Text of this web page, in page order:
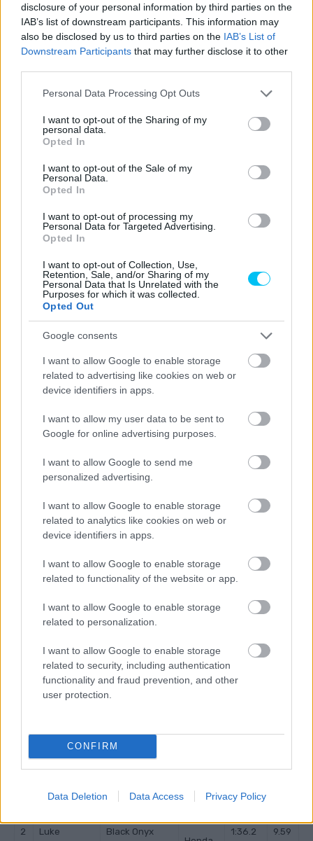
disclosure of your personal information by third parties on the
IAB’s list of downstream participants. This information may
also be disclosed by us to third parties on the IAB’s List of
Downstream Participants that may further disclose it to other
Please note that this website/app uses one or more Google
not limited to your visit or usage behaviour. You may click to
grant or deny consent to Google and its third-party tags to
use your data for below specified purposes in below Google
consent section.
Personal Data Processing Opt Outs
I want to opt-out of the Sharing of my
personal data.
Opted In
I want to opt-out of the Sale of my
Personal Data.
Opted In
I want to opt-out of processing my
Personal Data for Targeted Advertising.
Opted In
I want to opt-out of Collection, Use,
Retention, Sale, and/or Sharing of my
Personal Data that Is Unrelated with the
Purposes for which it was collected.
Opted Out
Google consents
I want to allow Google to enable storage
related to advertising like cookies on web or
device identifiers in apps.
I want to allow my user data to be sent to
Google for online advertising purposes.
I want to allow Google to send me
personalized advertising.
I want to allow Google to enable storage
related to analytics like cookies on web or
device identifiers in apps.
I want to allow Google to enable storage
related to functionality of the website or app.
I want to allow Google to enable storage
related to personalization.
I want to allow Google to enable storage
related to security, including authentication
functionality and fraud prevention, and other
user protection.
CONFIRM
Data Deletion Data Access Privacy Policy